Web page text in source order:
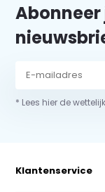
Abonneer
* Lees hier de
Klantenservice